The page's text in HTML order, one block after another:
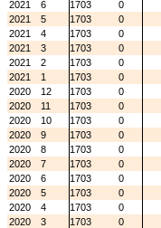
2021
6 1703
0
2021
5 1703
0
2021
4 1703
0
2021
3 1703
0
2021
2 1703
0
2021
1 1703
0
2020
12 1703
0
2020
11 1703
0
2020
10 1703
0
2020
9 1703
0
2020
8 1703
0
2020
7 1703
0
2020
6 1703
0
2020
5 1703
0
2020
4 1703
0
2020
3 1703
0